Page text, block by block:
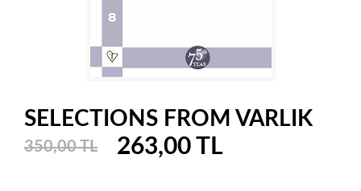
SELECTIONS FROM VARLIK
350,00 TL 263,00 TL